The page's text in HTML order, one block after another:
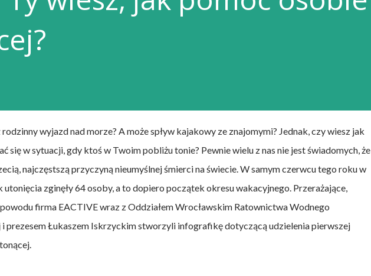
rodzinny wyjazd nad morze? A może spływ kajakowy ze znajomymi? Jednak, czy wiesz jak
się w sytuacji, gdy ktoś w Twoim pobliżu tonie? Pewnie wielu z nas nie jest świadomych, że
najczęstszą przyczyną nieumyślnej śmierci na świecie. W samym czerwcu tego roku w
utonięcia zginęły 64 osoby, a to dopiero początek okresu wakacyjnego. Przerażające,
firma EACTIVE wraz z Oddziałem Wrocławskim Ratownictwa Wodnego
prezesem Łukaszem Iskrzyckim stworzyli infografikę dotyczącą udzielenia pierwszej